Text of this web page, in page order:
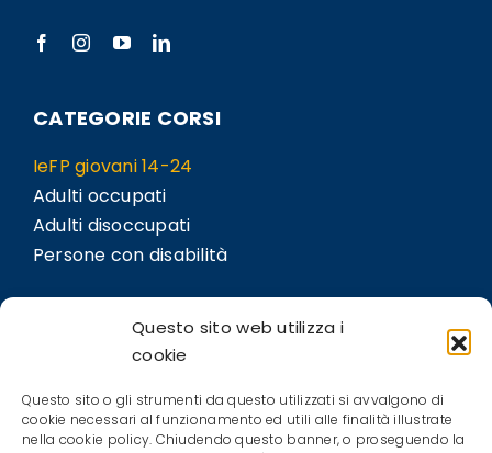
Questo sito web utilizza i
cookie
Questo sito o gli strumenti da questo utilizzati si avvalgono di
cookie necessari al funzionamento ed utili alle finalità illustrate
nella cookie policy. Chiudendo questo banner, o proseguendo la
CATEGORIE CORSI
IeFP giovani 14-24
Adulti occupati
Adulti disoccupati
Persone con disabilità
LINK
Contatti